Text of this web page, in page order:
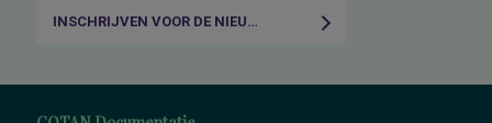
INSCHRIJVEN VOOR DE NIEUWSBRIEF